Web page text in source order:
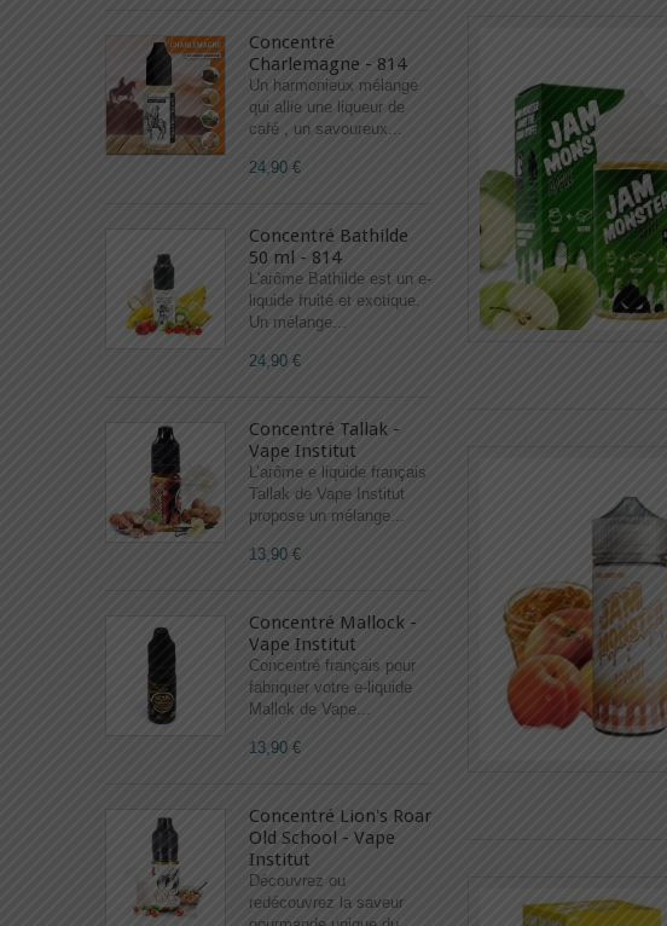
Concentré
Charlemagne - 814
Un harmonieux mélange
qui allie une liqueur de
café , un savoureux...
24,90 €
Concentré Bathilde
50 ml - 814
L'arôme Bathilde est un e-
liquide fruité et exotique.
Un mélange...
24,90 €
Concentré Tallak -
Vape Institut
L’arôme e liquide français
Tallak de Vape Institut
propose un mélange...
13,90 €
Concentré Mallock -
Vape Institut
Concentré français pour
fabriquer votre e-liquide
Mallok de Vape...
13,90 €
Concentré Lion's Roar
Old School - Vape
Institut
Découvrez ou
redécouvrez la saveur